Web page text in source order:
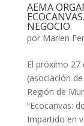
AEMA
NEGOCIO.
por Marlen
El próximo 27
(asociación
Región de
“Ecocanvas:
Impartido en